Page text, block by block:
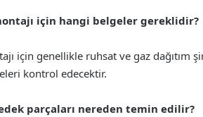
için hangi belgeler gereklidir?
için genellikle ruhsat ve gaz dağıtım
kontrol edecektir.
parçaları nereden temin edilir?